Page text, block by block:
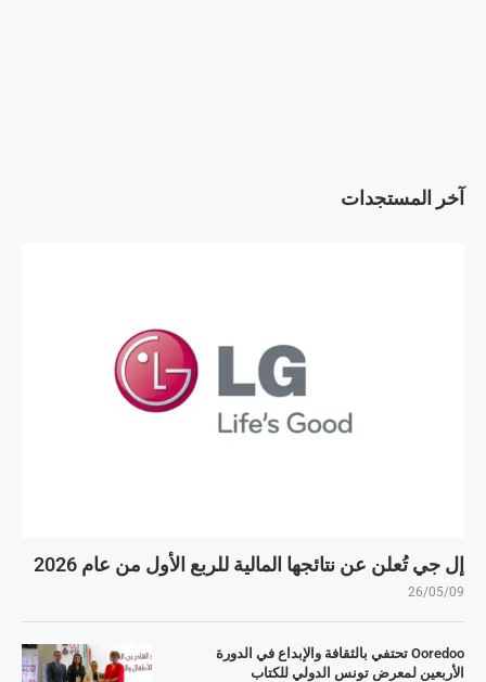
آخر المستجدات
إل جي تُعلن عن نتائجها المالية للربع الأول من عام 2026
26/05/09
Ooredoo تحتفي بالثقافة والإبداع في الدورة
الأربعين لمعرض تونس الدولي للكتاب